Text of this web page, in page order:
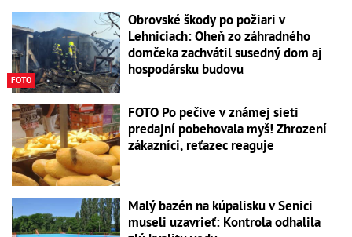
FOTO
Obrovské škody po požiari v
Lehniciach: Oheň zo záhradného
domčeka zachvátil susedný dom aj
hospodársku budovu
FOTO Po pečive v známej sieti
predajní pobehovala myš! Zhrození
zákazníci, reťazec reaguje
Malý bazén na kúpalisku v Senici
museli uzavrieť: Kontrola odhalila